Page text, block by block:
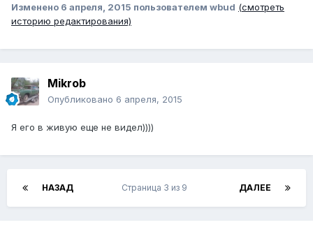
Изменено 6 апреля, 2015 пользователем wbud (смотреть
историю редактирования)
Mikrob
Опубликовано 6 апреля, 2015
Я его в живую еще не видел))))
НАЗАД ДАЛЕЕ
Страница 3 из 9